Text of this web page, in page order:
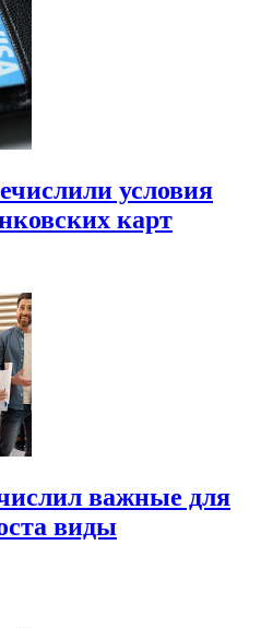
условия
карт
важные для
виды